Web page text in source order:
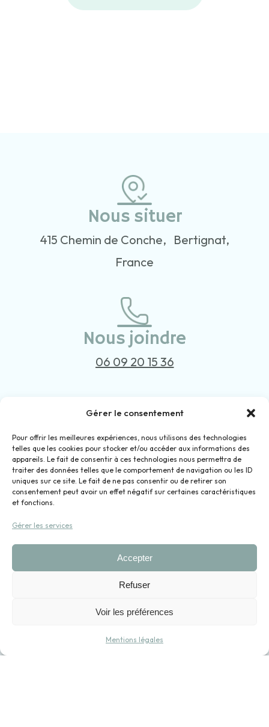
Gérer le consentement
Pour offrir les meilleures expériences, nous utilisons des technologies
telles que les cookies pour stocker et/ou accéder aux informations des
appareils. Le fait de consentir à ces technologies nous permettra de
traiter des données telles que le comportement de navigation ou les ID
uniques sur ce site. Le fait de ne pas consentir ou de retirer son
consentement peut avoir un effet négatif sur certaines caractéristiques
et fonctions.
Gérer les services
Accepter
Refuser
Voir les préférences
Mentions légales
Nous situer
415 Chemin de Conche, Bertignat,
France
Nous joindre
06 09 20 15 36
Nous contacter
contact@glacepislait.fr